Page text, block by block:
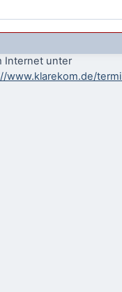
Internet unter
www.klarekom.de/